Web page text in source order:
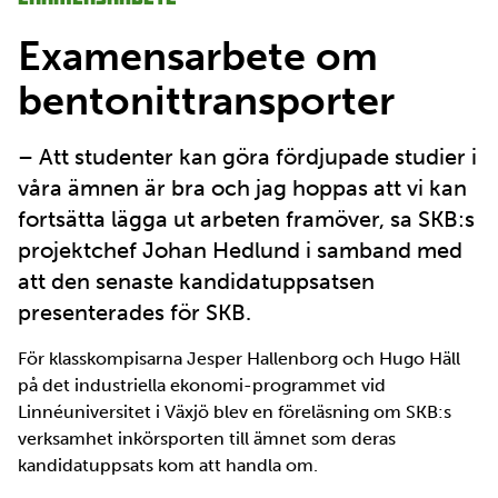
Examensarbete om
bentonittransporter
– Att studenter kan göra fördjupade studier i
våra ämnen är bra och jag hoppas att vi kan
fortsätta lägga ut arbeten framöver, sa SKB:s
projektchef Johan Hedlund i samband med
att den senaste kandidatuppsatsen
presenterades för SKB.
För klasskompisarna Jesper Hallenborg och Hugo Häll
på det industriella ekonomi-programmet vid
Linnéuniversitet i Växjö blev en föreläsning om SKB:s
verksamhet inkörsporten till ämnet som deras
kandidatuppsats kom att handla om.